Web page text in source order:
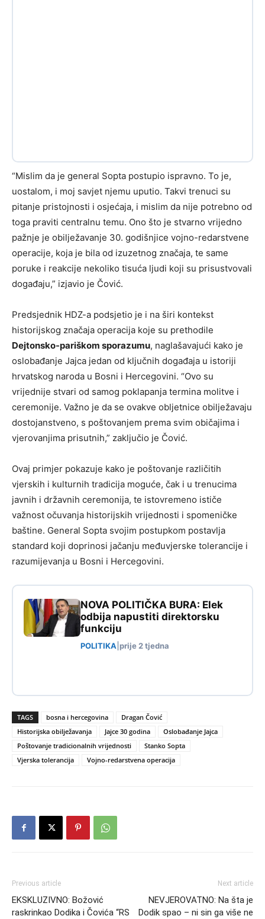
“Mislim da je general Sopta postupio ispravno. To je,
uostalom, i moj savjet njemu uputio. Takvi trenuci su
pitanje pristojnosti i osjećaja, i mislim da nije potrebno od
toga praviti centralnu temu. Ono što je stvarno vrijedno
pažnje je obilježavanje 30. godišnjice vojno-redarstvene
operacije, koja je bila od izuzetnog značaja, te same
poruke i reakcije nekoliko tisuća ljudi koji su prisustvovali
događaju,” izjavio je Čović.
Predsjednik HDZ-a podsjetio je i na širi kontekst
historijskog značaja operacija koje su prethodile
Dejtonsko-pariškom sporazumu, naglašavajući kako je
oslobađanje Jajca jedan od ključnih događaja u istoriji
hrvatskog naroda u Bosni i Hercegovini. “Ovo su
vrijednije stvari od samog poklapanja termina molitve i
ceremonije. Važno je da se ovakve obljetnice obilježavaju
dostojanstveno, s poštovanjem prema svim običajima i
vjerovanjima prisutnih,” zaključio je Čović.
Ovaj primjer pokazuje kako je poštovanje različitih
vjerskih i kulturnih tradicija moguće, čak i u trenucima
javnih i državnih ceremonija, te istovremeno ističe
važnost očuvanja historijskih vrijednosti i spomeničke
baštine. General Sopta svojim postupkom postavlja
standard koji doprinosi jačanju međuvjerske tolerancije i
razumijevanja u Bosni i Hercegovini.
NOVA POLITIČKA BURA: Elek
odbija napustiti direktorsku
funkciju
POLITIKA prije 2 tjedna
TAGS bosna i hercegovina
Dragan Čović
Historijska obilježavanja
Jajce 30 godina
Oslobađanje Jajca
Poštovanje tradicionalnih vrijednosti
Stanko Sopta
Vjerska tolerancija
Vojno-redarstvena operacija
Previous article
EKSKLUZIVNO: Božović
raskrinkao Dodika i Čovića “RS
Next article
NEVJEROVATNO: Na šta je
Dodik spao – ni sin ga više ne